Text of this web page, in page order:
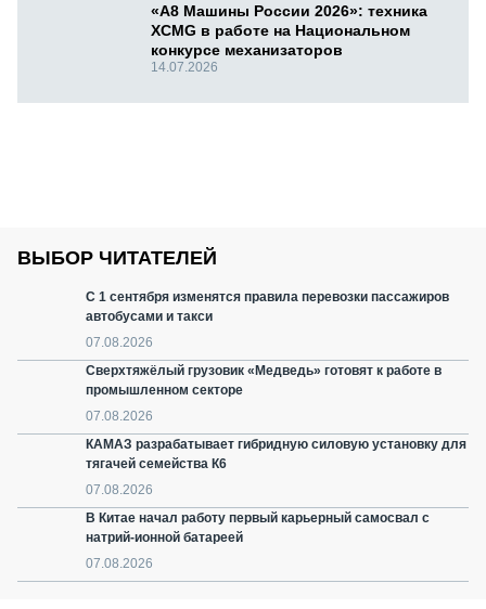
«А8 Машины России 2026»: техника
XCMG в работе на Национальном
конкурсе механизаторов
14.07.2026
ВЫБОР ЧИТАТЕЛЕЙ
С 1 сентября изменятся правила перевозки пассажиров
автобусами и такси
07.08.2026
Сверхтяжёлый грузовик «Медведь» готовят к работе в
промышленном секторе
07.08.2026
КАМАЗ разрабатывает гибридную силовую установку для
тягачей семейства К6
07.08.2026
В Китае начал работу первый карьерный самосвал с
натрий-ионной батареей
07.08.2026